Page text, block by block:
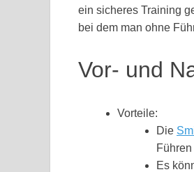
ein sicheres Training
bei dem man ohne
Vor- und
Vorteile:
Die
Es